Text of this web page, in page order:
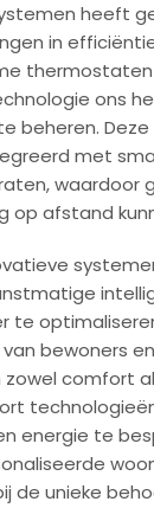
heeft
in
ons
beheren.
met
waardoor
op afstand
te
bewoners
comfort
energie te
de unieke